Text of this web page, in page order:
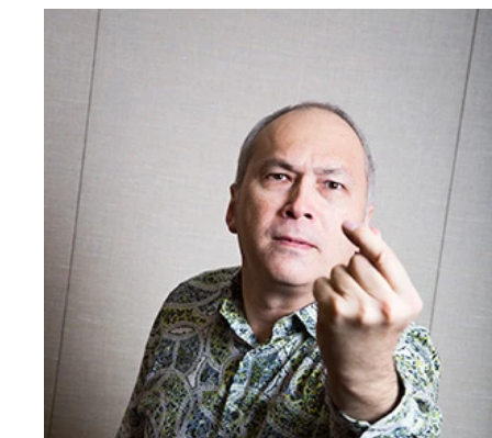
新興のネット系メディア企業は社会的・道義的責
いて極めて無頓着だと語るモーリー氏